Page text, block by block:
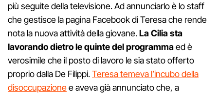
più seguite della televisione. Ad annunciarlo è lo staff
che gestisce la pagina Facebook di Teresa che rende
nota la nuova attività della giovane.La Cilia sta
lavorando dietro le quinte del programmaed è
verosimile che il posto di lavoro le sia stato offerto
proprio dalla De Filippi.Teresa temeva l’incubo della
disoccupazionee aveva già annunciato che, a